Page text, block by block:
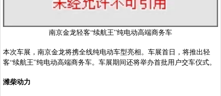
南京金龙轻客“续航王”纯电动高端商务车
本次车展，南京金龙将携全线纯电动车型亮相。车展首日，将推出轻
客“续航王”纯电动高端商务车。车展期间还将举办首批用户交车仪式。
潍柴动力